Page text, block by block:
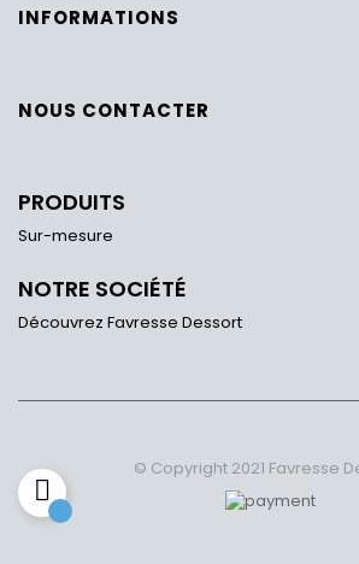
INFORMATIONS
NOUS CONTACTER
PRODUITS
Sur-mesure
NOTRE SOCIÉTÉ
Découvrez Favresse Dessort
© Copyright 2021 Favresse